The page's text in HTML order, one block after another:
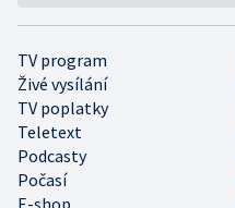
TV program
Živé vysílání
TV poplatky
Teletext
Podcasty
Počasí
E-shop